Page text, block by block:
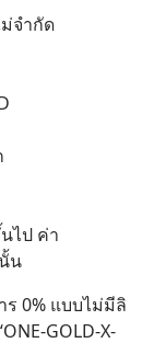
จำกัด
ไป ค่า
น
0% แบบไม่มีลิ
GOLD-X-